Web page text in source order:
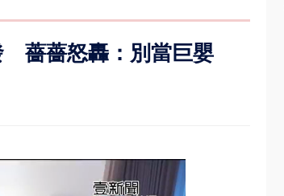
客騙買「B...
薔薔怒轟：別當巨嬰